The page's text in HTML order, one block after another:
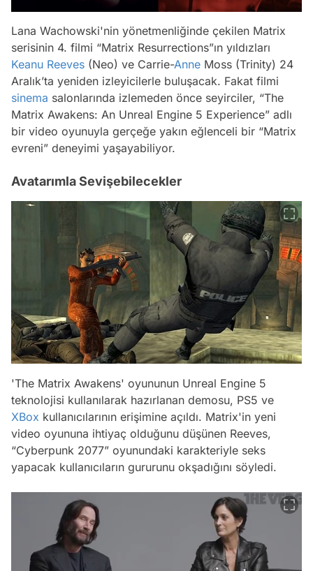
Lana Wachowski'nin yönetmenliğinde çekilen Matrix
serisinin 4. filmi “Matrix Resurrections”ın yıldızları
Keanu Reeves (Neo) ve Carrie-Anne Moss (Trinity) 24
Aralık’ta yeniden izleyicilerle buluşacak. Fakat filmi
sinema salonlarında izlemeden önce seyirciler, “The
Matrix Awakens: An Unreal Engine 5 Experience” adlı
bir video oyunuyla gerçeğe yakın eğlenceli bir “Matrix
evreni” deneyimi yaşayabiliyor.
Avatarımla Sevişebilecekler
'The Matrix Awakens' oyununun Unreal Engine 5
teknolojisi kullanılarak hazırlanan demosu, PS5 ve
XBox kullanıcılarının erişimine açıldı. Matrix'in yeni
video oyununa ihtiyaç olduğunu düşünen Reeves,
“Cyberpunk 2077” oyunundaki karakteriyle seks
yapacak kullanıcıların gururunu okşadığını söyledi.